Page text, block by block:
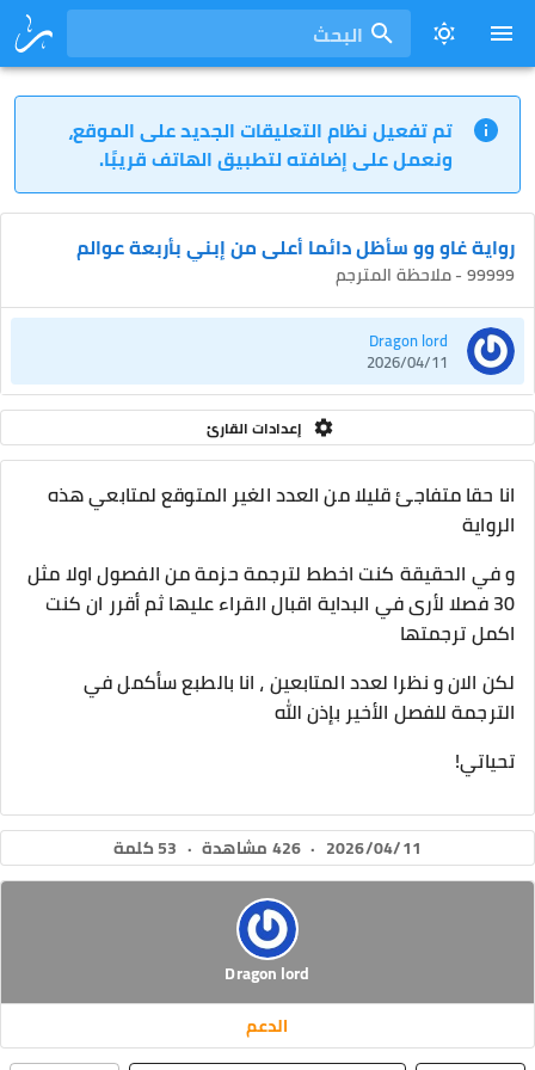
البحث
تم تفعيل نظام التعليقات الجديد على الموقع،
ونعمل على إضافته لتطبيق الهاتف قريبًا.
رواية غاو وو سأظل دائما أعلى من إبني بأربعة عوالم
99999 - ملاحظة المترجم
Dragon lord
2026/04/11
إعدادات القارئ
انا حقا متفاجئ قليلا من العدد الغير المتوقع لمتابعي هذه
الرواية
و في الحقيقة كنت اخطط لترجمة حزمة من الفصول اولا مثل
30 فصلا لأرى في البداية اقبال القراء عليها ثم أقرر ان كنت
اكمل ترجمتها
لكن الان و نظرا لعدد المتابعين ، انا بالطبع سأكمل في
الترجمة للفصل الأخير بإذن الله
تحياتي!
2026/04/11
· 426 مشاهدة · 53 كلمة
Dragon lord
الدعم